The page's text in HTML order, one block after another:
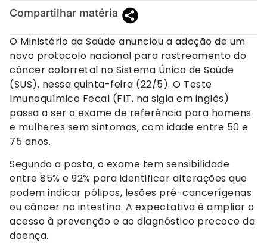
Compartilhar matéria
O Ministério da Saúde anunciou a adoção de um
novo protocolo nacional para rastreamento do
câncer colorretal no Sistema Único de Saúde
(SUS), nessa quinta-feira (22/5). O Teste
Imunoquímico Fecal (FIT, na sigla em inglês)
passa a ser o exame de referência para homens
e mulheres sem sintomas, com idade entre 50 e
75 anos.
Segundo a pasta, o exame tem sensibilidade
entre 85% e 92% para identificar alterações que
podem indicar pólipos, lesões pré-cancerígenas
ou câncer no intestino. A expectativa é ampliar o
acesso à prevenção e ao diagnóstico precoce da
doença.